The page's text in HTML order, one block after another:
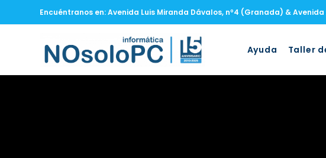
Encuéntranos en: Avenida Luis Miranda Dávalos, nº4 (Granada) &
Ayuda Taller